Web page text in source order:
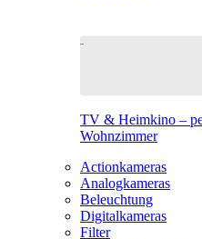
TV & Heimkino –
Wohnzimmer
Actionkameras
Analogkameras
Beleuchtung
Digitalkameras
Filter